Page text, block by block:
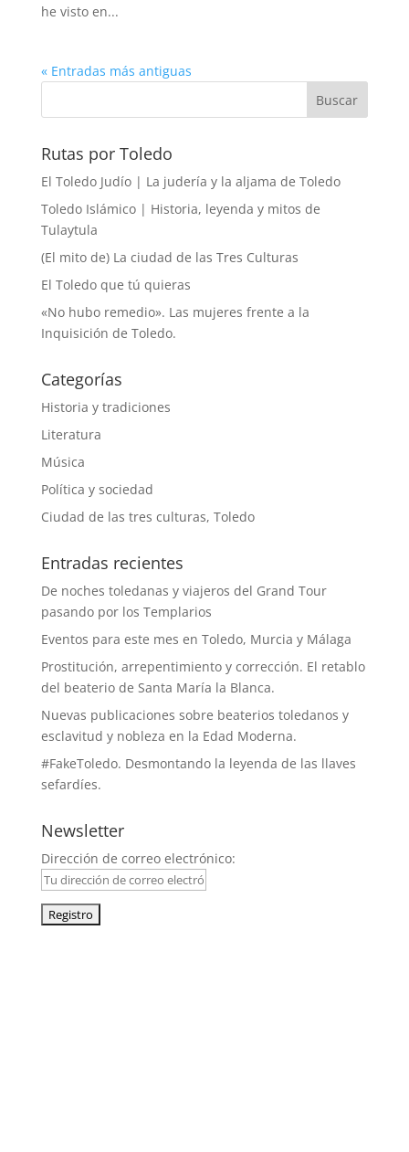
he visto en...
« Entradas más antiguas
Rutas por Toledo
El Toledo Judío | La judería y la aljama de Toledo
Toledo Islámico | Historia, leyenda y mitos de
Tulaytula
(El mito de) La ciudad de las Tres Culturas
El Toledo que tú quieras
«No hubo remedio». Las mujeres frente a la
Inquisición de Toledo.
Categorías
Historia y tradiciones
Literatura
Música
Política y sociedad
Ciudad de las tres culturas, Toledo
Entradas recientes
De noches toledanas y viajeros del Grand Tour
pasando por los Templarios
Eventos para este mes en Toledo, Murcia y Málaga
Prostitución, arrepentimiento y corrección. El retablo
del beaterio de Santa María la Blanca.
Nuevas publicaciones sobre beaterios toledanos y
esclavitud y nobleza en la Edad Moderna.
#FakeToledo. Desmontando la leyenda de las llaves
sefardíes.
Newsletter
Dirección de correo electrónico: